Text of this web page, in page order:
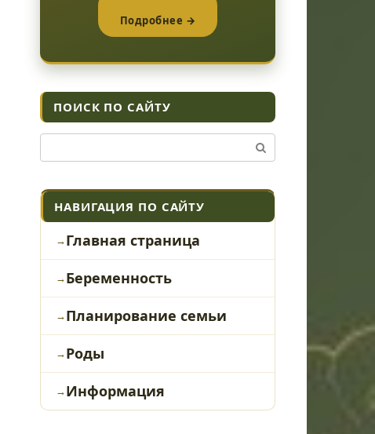
Подробнее →
ПОИСК ПО САЙТУ
НАВИГАЦИЯ ПО САЙТУ
Главная страница
Беременность
Планирование семьи
Роды
Информация